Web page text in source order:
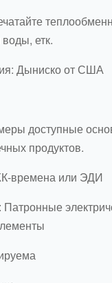
етк.
Дыниско от США
доступные
продуктов.
времена или ЭДИ
Патронные